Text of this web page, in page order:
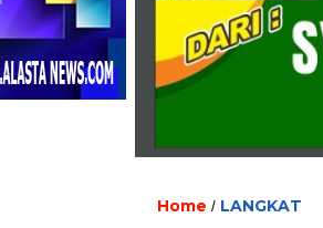
Home / LANGKAT